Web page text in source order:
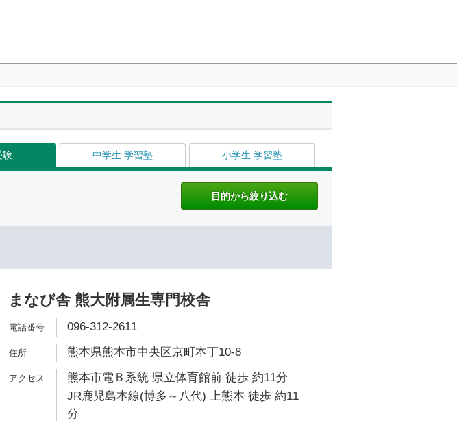
験 中学生 学習塾 小学生 学習塾
まなび舎 熊大附属生専門校舎
096-312-2611
熊本県熊本市中央区京町本丁10-8
熊本市電Ｂ系統 県立体育館前 徒歩 約11分
JR鹿児島本線(博多～八代) 上熊本 徒歩 約11
分